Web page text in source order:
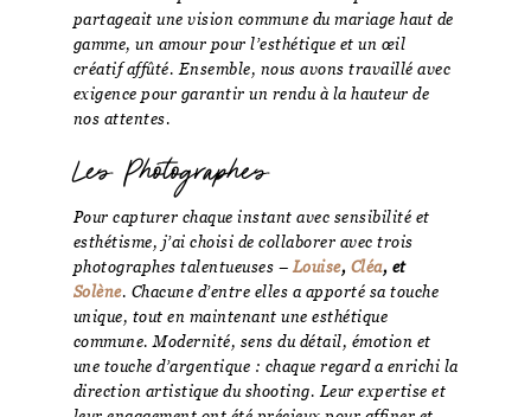
partageait une vision commune du mariage haut de
gamme, un amour pour l’esthétique et un œil
créatif affûté. Ensemble, nous avons travaillé avec
exigence pour garantir un rendu à la hauteur de
nos attentes.
Les Photographes
Pour capturer chaque instant avec sensibilité et
esthétisme, j’ai choisi de collaborer avec trois
photographes talentueuses – Louise, Cléa, et
Solène. Chacune d’entre elles a apporté sa touche
unique, tout en maintenant une esthétique
commune. Modernité, sens du détail, émotion et
une touche d’argentique : chaque regard a enrichi la
direction artistique du shooting. Leur expertise et